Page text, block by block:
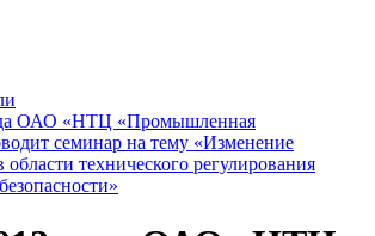
ОАО «НТЦ «Промышленная
семинар на тему «Изменение
области технического регулирования